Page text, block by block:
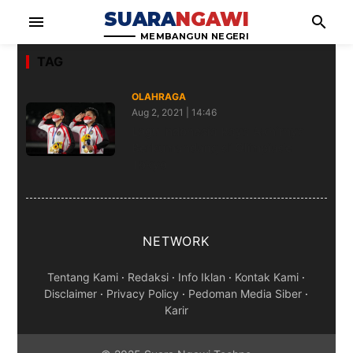
menu SUARANGAWI
MEMBANGUN NEGERI
search
TAG
OLAHRAGA
Aug 2, 2021 | 14:46
NETWORK
Tentang Kami · Redaksi · Info Iklan · Kontak Kami ·
Disclaimer · Privacy Policy · Pedoman Media Siber ·
Karir